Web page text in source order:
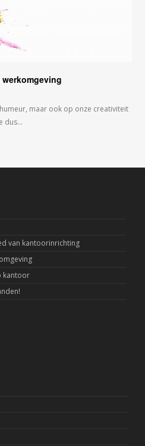
maar ook op onze creativiteit
dus…
van kantoorinrichting
kantoor